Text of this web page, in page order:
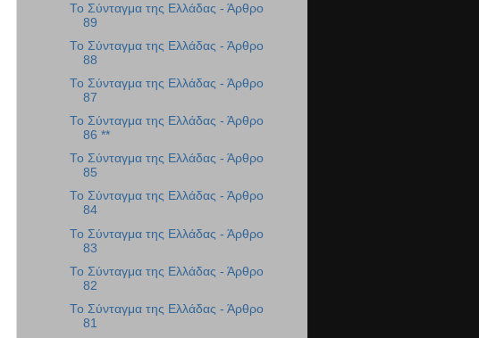
Το Σύνταγμα της Ελλάδας - Άρθρο
89
Το Σύνταγμα της Ελλάδας - Άρθρο
88
Το Σύνταγμα της Ελλάδας - Άρθρο
87
Το Σύνταγμα της Ελλάδας - Άρθρο
86 **
Το Σύνταγμα της Ελλάδας - Άρθρο
85
Το Σύνταγμα της Ελλάδας - Άρθρο
84
Το Σύνταγμα της Ελλάδας - Άρθρο
83
Το Σύνταγμα της Ελλάδας - Άρθρο
82
Το Σύνταγμα της Ελλάδας - Άρθρο
81